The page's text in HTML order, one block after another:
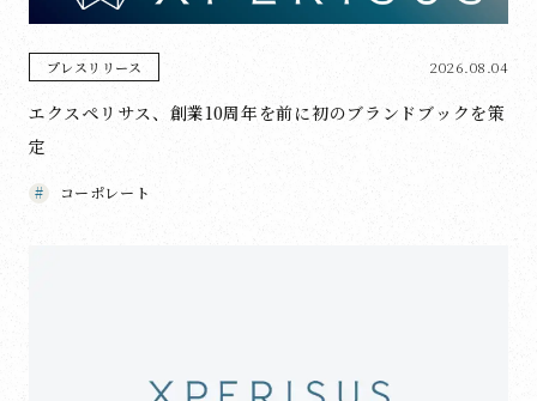
プレスリリース 2026.08.04
エクスペリサス、創業10周年を前に初のブランドブックを策
定
コーポレート